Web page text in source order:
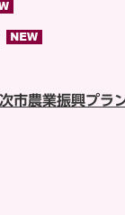
市農業振興プラ